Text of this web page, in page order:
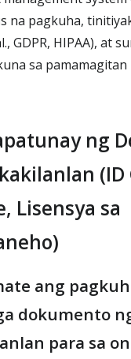
na pagkuha,
GDPR, HIPAA), at
sa
ng
(ID
Lisensya sa
ang
dokumento
para sa